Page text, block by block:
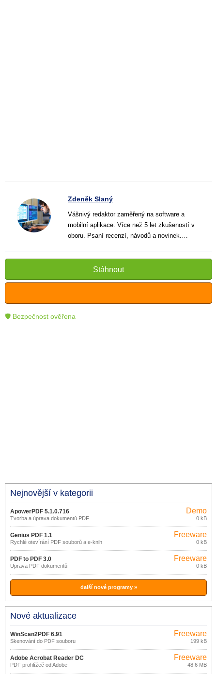
Zdeněk Slaný
Vášnivý redaktor zaměřený na software a
mobilní aplikace. Více než 5 let zkušeností v
oboru. Psaní recenzí, návodů a novinek.
pomáhají čtenářům lépe porozumět a využít
moderní technologie.
Stáhnout
🛡 Bezpečnost ověřena
Nejnovější v kategorii
ApowerPDF 5.1.0.716
Tvorba a úprava dokumentů PDF
Demo
0 kB
Genius PDF 1.1
Rychlé otevírání PDF souborů a e-knih
Freeware
0 kB
PDF to PDF 3.0
Úprava PDF dokumentů
Freeware
0 kB
další nové programy »
Nové aktualizace
WinScan2PDF 6.91
Skenování do PDF souboru
Freeware
199 kB
Adobe Acrobat Reader DC
2015.023.20053
PDF prohlížeč od Adobe
Freeware
48,6 MB